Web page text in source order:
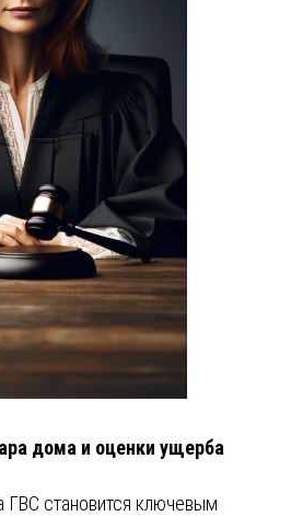
дома и оценки ущерба
ГВС становится ключевым